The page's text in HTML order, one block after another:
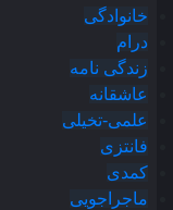
خانوادگی
درام
زندگی نامه
عاشقانه
علمی-تخیلی
فانتزی
کمدی
ماجراجویی